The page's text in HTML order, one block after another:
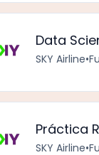
Data
SKY Airline•
Práctica
SKY Airline•